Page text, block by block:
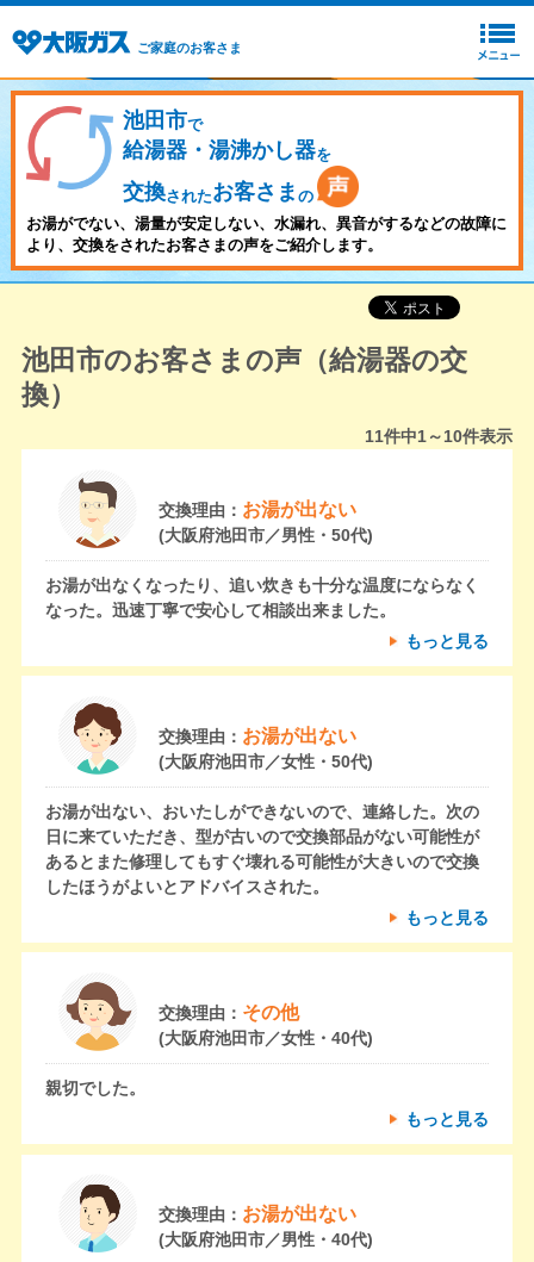
ご家庭のお客さま
池田市で
給湯器・湯沸かし器を
交換されたお客さま の
お湯がでない、湯量が安定しない、水漏れ、異音がするなどの故障に
より、交換をされたお客さまの声をご紹介します。
池田市のお客さまの声（給湯器の交
換）
11件中1～10件表示
交換理由： お湯が出ない
(大阪府池田市／男性・50代)
お湯が出なくなったり、追い炊きも十分な温度にならなく
なった。迅速丁寧で安心して相談出来ました。
もっと見る
交換理由： お湯が出ない
(大阪府池田市／女性・50代)
お湯が出ない、おいたしができないので、連絡した。次の
日に来ていただき、型が古いので交換部品がない可能性が
あるとまた修理してもすぐ壊れる可能性が大きいので交換
したほうがよいとアドバイスされた。
もっと見る
交換理由： その他
(大阪府池田市／女性・40代)
親切でした。
もっと見る
交換理由： お湯が出ない
(大阪府池田市／男性・40代)